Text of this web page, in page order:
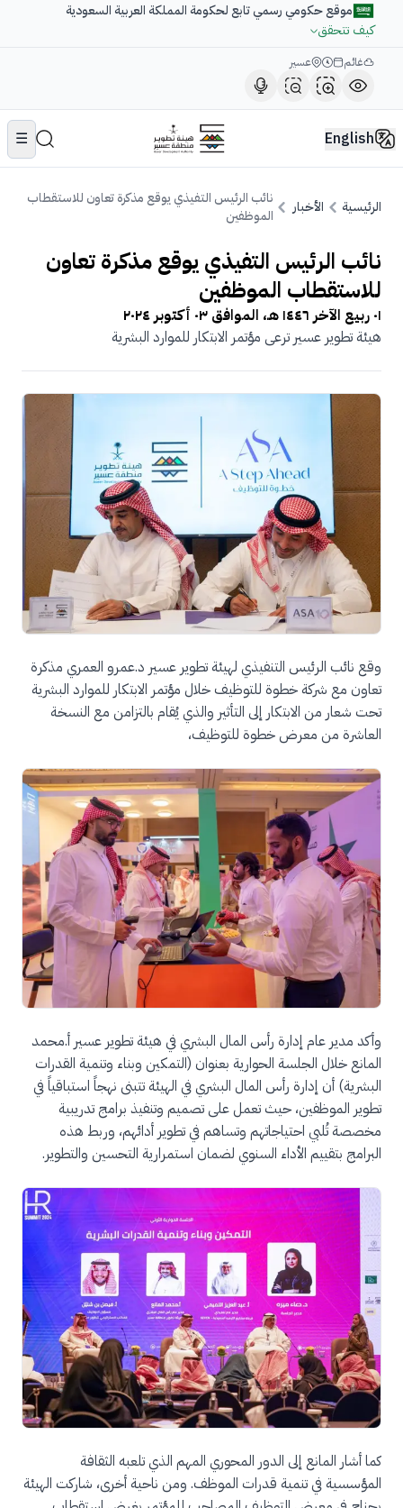
موقع حكومي رسمي تابع لحكومة المملكة العربية السعودية
كيف تتحقق
غائم عسير
English
☰
الرئيسية الأخبار
نائب الرئيس التفيذي يوقع مذكرة تعاون للاستقطاب
الموظفين
نائب الرئيس التفيذي يوقع مذكرة تعاون
للاستقطاب الموظفين
٠١ ربيع الآخر ١٤٤٦ هـ ، الموافق ٠٣ أكتوبر ٢٠٢٤
هيئة تطوير عسير ترعى مؤتمر الابتكار للموارد البشرية
وقع نائب الرئيس التنفيذي لهيئة تطوير عسير د.عمرو العمري مذكرة
تعاون مع شركة خطوة للتوظيف خلال مؤتمر الابتكار للموارد البشرية
تحت شعار من الابتكار إلى التأثير والذي يُقام بالتزامن مع النسخة
العاشرة من معرض خطوة للتوظيف،
وأكد مدير عام إدارة رأس المال البشري في هيئة تطوير عسير أ.محمد
المانع خلال الجلسة الحوارية بعنوان (التمكين وبناء وتنمية القدرات
البشرية) أن إدارة رأس المال البشري في الهيئة تتبنى نهجاً استباقياً في
تطوير الموظفين، حيث تعمل على تصميم وتنفيذ برامج تدريبية
مخصصة تُلبي احتياجاتهم وتساهم في تطوير أدائهم، وربط هذه
البرامج بتقييم الأداء السنوي لضمان استمرارية التحسين والتطوير.
كما أشار المانع إلى الدور المحوري المهم الذي تلعبه الثقافة
المؤسسية في تنمية قدرات الموظف. ومن ناحية أخرى، شاركت الهيئة